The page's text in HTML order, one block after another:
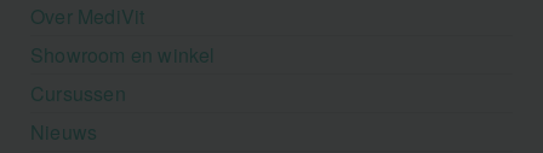
Over MediVit
Showroom en winkel
Cursussen
Nieuws